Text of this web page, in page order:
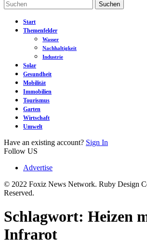
Start
Themenfelder
Wasser
Nachhaltigkeit
Industrie
Solar
Gesundheit
Mobilität
Immobilien
Tourismus
Garten
Wirtschaft
Umwelt
Have an existing account? Sign In
Follow US
Advertise
© 2022 Foxiz News Network. Ruby Design
Reserved.
Schlagwort: Heizen
Infrarot